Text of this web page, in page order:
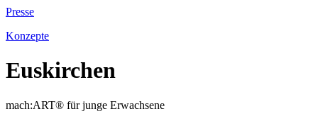
Presse
Konzepte
Euskirchen
mach:ART® für junge Erwachsene